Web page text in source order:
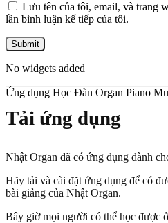
Lưu tên của tôi, email, và trang
lần bình luận kế tiếp của tôi.
No widgets added
Ứng dụng Học Đàn Organ Piano
Tải ứng dụng
Nhật Organ đã có ứng dụng dành
Hãy tải và cài đặt ứng dụng để có
bài giảng của Nhật Organ.
Bây giờ mọi người có thể học được